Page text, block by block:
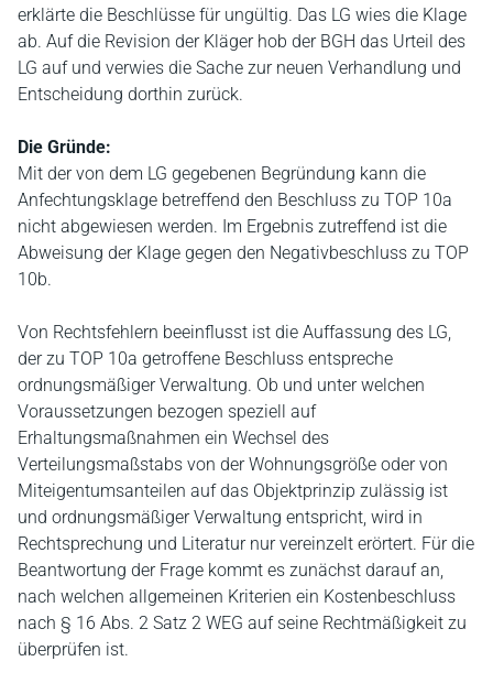
erklärte die Beschlüsse für ungültig. Das LG wies die Klage
ab. Auf die Revision der Kläger hob der BGH das Urteil des
LG auf und verwies die Sache zur neuen Verhandlung und
Entscheidung dorthin zurück.
Die Gründe:
Mit der von dem LG gegebenen Begründung kann die
Anfechtungsklage betreffend den Beschluss zu TOP 10a
nicht abgewiesen werden. Im Ergebnis zutreffend ist die
Abweisung der Klage gegen den Negativbeschluss zu TOP
10b.
Von Rechtsfehlern beeinflusst ist die Auffassung des LG,
der zu TOP 10a getroffene Beschluss entspreche
ordnungsmäßiger Verwaltung. Ob und unter welchen
Voraussetzungen bezogen speziell auf
Erhaltungsmaßnahmen ein Wechsel des
Verteilungsmaßstabs von der Wohnungsgröße oder von
Miteigentumsanteilen auf das Objektprinzip zulässig ist
und ordnungsmäßiger Verwaltung entspricht, wird in
Rechtsprechung und Literatur nur vereinzelt erörtert. Für die
Beantwortung der Frage kommt es zunächst darauf an,
nach welchen allgemeinen Kriterien ein Kostenbeschluss
nach § 16 Abs. 2 Satz 2 WEG auf seine Rechtmäßigkeit zu
überprüfen ist.